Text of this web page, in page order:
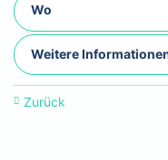
Wo
Weitere
Zurück